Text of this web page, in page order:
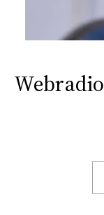
Webradio